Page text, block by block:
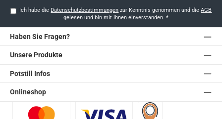
Ich habe die Datenschutzbestimmungen zur Kenntnis genommen und dieAGB
gelesen und bin mit ihnen einverstanden. *
Haben Sie Fragen?
Unsere Produkte
Potstill Infos
Onlineshop